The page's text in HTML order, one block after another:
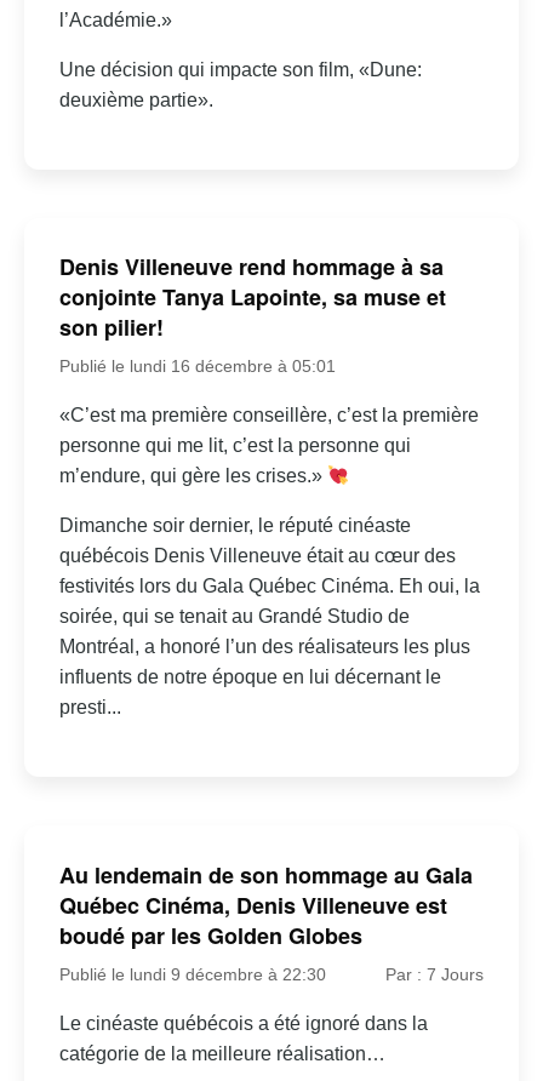
l’Académie.»
Une décision qui impacte son film, «Dune:
deuxième partie».
Denis Villeneuve rend hommage à sa
conjointe Tanya Lapointe, sa muse et
son pilier!
Publié le lundi 16 décembre à 05:01
«C’est ma première conseillère, c’est la première
personne qui me lit, c’est la personne qui
m’endure, qui gère les crises.»
Dimanche soir dernier, le réputé cinéaste
québécois Denis Villeneuve était au cœur des
festivités lors du Gala Québec Cinéma. Eh oui, la
soirée, qui se tenait au Grandé Studio de
Montréal, a honoré l’un des réalisateurs les plus
influents de notre époque en lui décernant le
presti...
Au lendemain de son hommage au Gala
Québec Cinéma, Denis Villeneuve est
boudé par les Golden Globes
Publié le lundi 9 décembre à 22:30 Par : 7 Jours
Le cinéaste québécois a été ignoré dans la
catégorie de la meilleure réalisation…